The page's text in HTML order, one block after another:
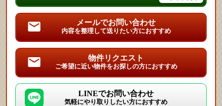
メールでお問い合わせ
内容を整理して送りたい方におすすめ
物件リクエスト
ご希望に近い物件をお探しの方におすすめ
LINEでお問い合わせ
気軽にやり取りしたい方におすすめ